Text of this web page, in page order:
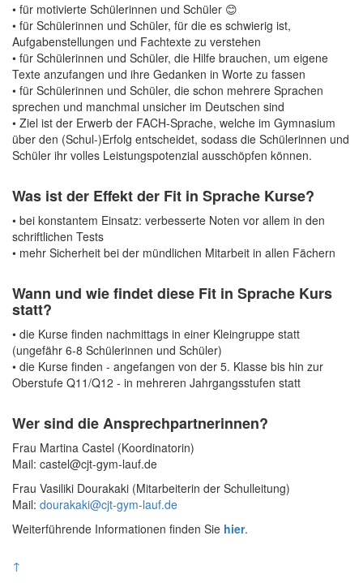
• für motivierte Schülerinnen und Schüler 😊
• für Schülerinnen und Schüler, für die es schwierig ist,
Aufgabenstellungen und Fachtexte zu verstehen
• für Schülerinnen und Schüler, die Hilfe brauchen, um eigene
Texte anzufangen und ihre Gedanken in Worte zu fassen
• für Schülerinnen und Schüler, die schon mehrere Sprachen
sprechen und manchmal unsicher im Deutschen sind
• Ziel ist der Erwerb der FACH-Sprache, welche im Gymnasium
über den (Schul-)Erfolg entscheidet, sodass die Schülerinnen und
Schüler ihr volles Leistungspotenzial ausschöpfen können.
Was ist der Effekt der Fit in Sprache Kurse?
• bei konstantem Einsatz: verbesserte Noten vor allem in den
schriftlichen Tests
• mehr Sicherheit bei der mündlichen Mitarbeit in allen Fächern
Wann und wie findet diese Fit in Sprache Kurs
statt?
• die Kurse finden nachmittags in einer Kleingruppe statt
(ungefähr 6-8 Schülerinnen und Schüler)
• die Kurse finden - angefangen von der 5. Klasse bis hin zur
Oberstufe Q11/Q12 - in mehreren Jahrgangsstufen statt
Wer sind die Ansprechpartnerinnen?
Frau Martina Castel (Koordinatorin)
Mail: castel@cjt-gym-lauf.de
Frau Vasiliki Dourakaki (Mitarbeiterin der Schulleitung)
Mail: dourakaki@cjt-gym-lauf.de
Weiterführende Informationen finden Sie hier.
↑